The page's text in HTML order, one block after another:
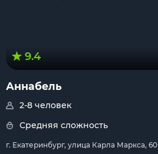
9.4
Аннабель
2-8 человек
Средняя сложность
г. Екатеринбург, улица Карла Маркса, 60